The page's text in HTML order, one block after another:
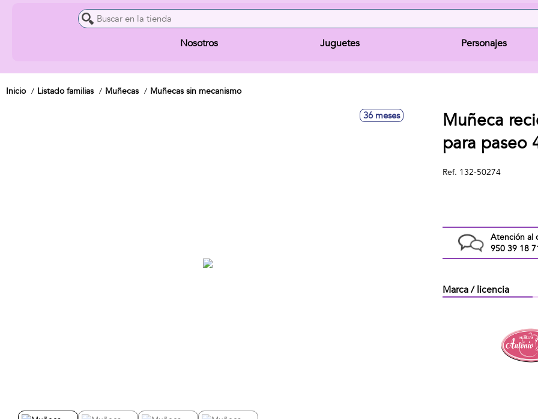
Nosotros Juguetes Personajes
Inicio Listado familias Muñecas Muñecas sin mecanismo
36 meses
Muñeca
para paseo
Ref. 132-50274
Atención al
950 39 18
Marca / licencia